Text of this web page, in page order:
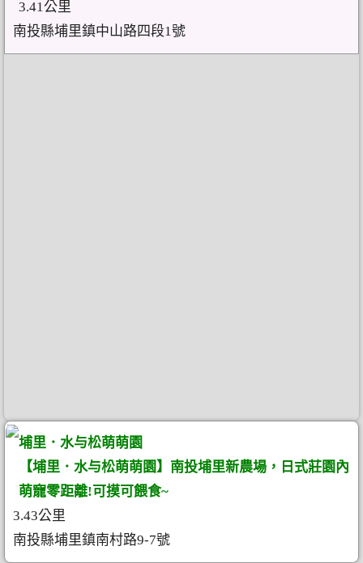
3.41公里
南投縣埔里鎮中山路四段1號
埔里．水与松萌萌園
【埔里．水与松萌萌園】南投埔里新農場，日式莊園內
萌寵零距離!可摸可餵食~
3.43公里
南投縣埔里鎮南村路9-7號